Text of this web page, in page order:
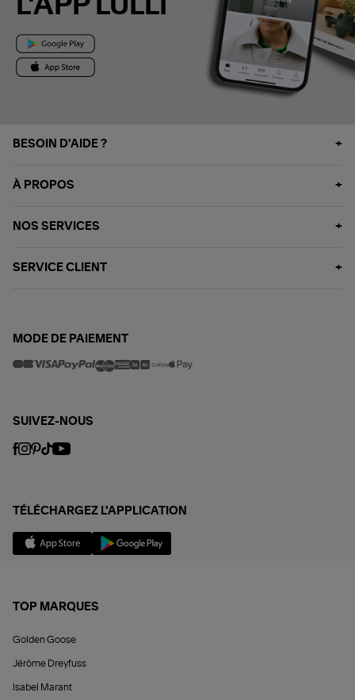
L'APP LULLI
BESOIN D'AIDE ?
À PROPOS
NOS SERVICES
SERVICE CLIENT
MODE DE PAIEMENT
SUIVEZ-NOUS
TÉLÉCHARGEZ L'APPLICATION
TOP MARQUES
Golden Goose
Jérôme Dreyfuss
Isabel Marant